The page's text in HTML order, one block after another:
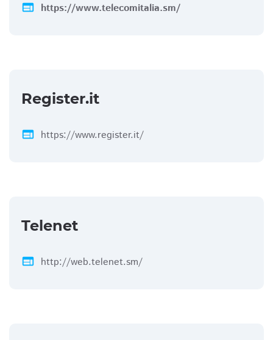
web https://www.telecomitalia.sm/
Register.it
web https://www.register.it/
Telenet
web http://web.telenet.sm/